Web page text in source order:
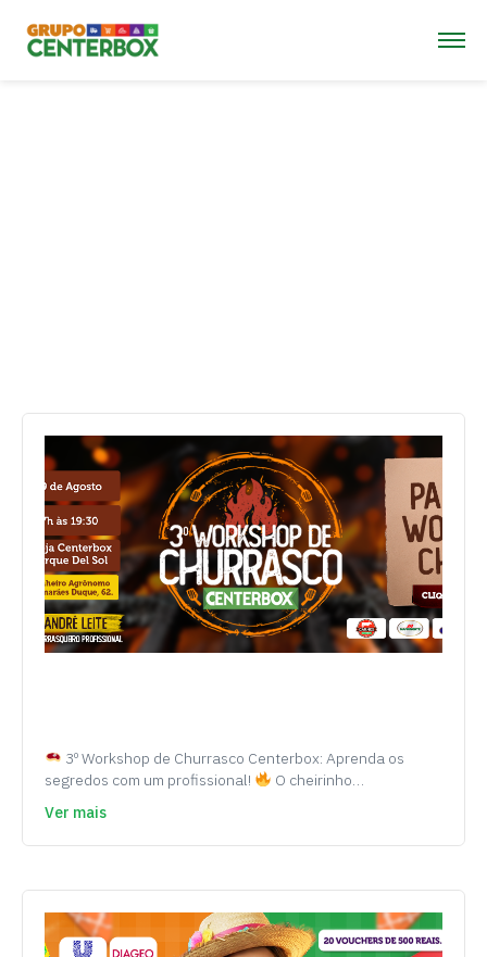
3º Workshop de Churrasco Centerbox: Aprenda os
segredos com um profissional!
O cheirinho…
Ver mais